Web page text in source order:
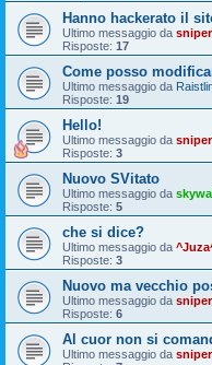
Hanno hackerato il
Ultimo messaggio da
Risposte: 17
Come posso
Ultimo messaggio da
Risposte: 19
Hello!
Ultimo messaggio da
Risposte: 3
Nuovo SVitato
Ultimo messaggio da
Risposte: 5
che si dice?
Ultimo messaggio da
Risposte: 3
Nuovo ma vecchio
Ultimo messaggio da
Risposte: 6
Al cuor non si
Ultimo messaggio da